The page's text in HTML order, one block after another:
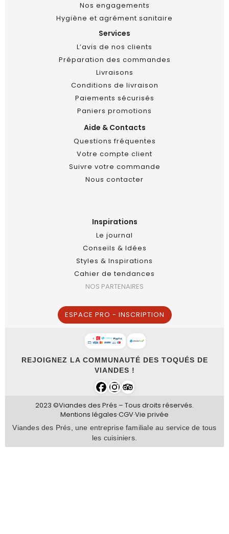
Nos engagements
Hygiène et agrément sanitaire
Services
L’avis de nos clients
Préparation des commandes
Livraisons
Conditions de livraison
Paiements sécurisés
Paniers promotions
Aide & Contacts
Questions fréquentes
Votre compte client
Suivre votre commande
Nous contacter
Inspirations
Le journal
Conseils & Idées
Styles & Inspirations
Cahier de tendances
NOS PARTENAIRES
ESPACE PRO - INSCRIPTION
REJOIGNEZ LA COMMUNAUTÉ DES TOQUÉS DE
VIANDES !
2023 ©Viandes des Prés – Tous droits réservés.
Mentions légales·CGV·Vie privée
Viandes des Prés, une entreprise familiale au service de tous
les cuisiniers.